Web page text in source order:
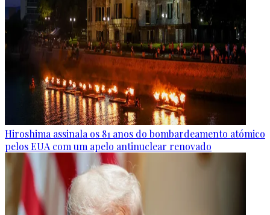
Hiroshima assinala os 81 anos do bombardeamento atómico
pelos EUA com um apelo antinuclear renovado